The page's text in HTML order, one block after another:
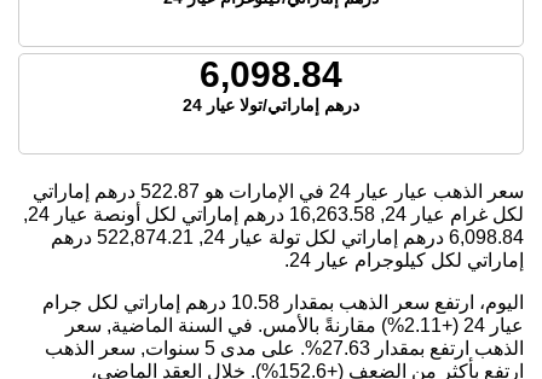
6,098.84
درهم إماراتي/تولا عيار 24
سعر الذهب عيار عيار 24 في الإمارات هو 522.87 درهم إماراتي
لكل غرام عيار 24,
16,263.58 درهم إماراتي لكل أونصة عيار 24,
6,098.84 درهم إماراتي لكل تولة عيار 24, 522,874.21 درهم
إماراتي لكل كيلوجرام عيار 24.
اليوم، ارتفع سعر الذهب بمقدار 10.58 درهم إماراتي لكل جرام
عيار 24 (+2.11%) مقارنةً بالأمس. في السنة الماضية, سعر
الذهب ارتفع بمقدار 27.63%. على مدى 5 سنوات, سعر الذهب
ارتفع بأكثر من الضعف (+152.6%). خلال العقد الماضي،